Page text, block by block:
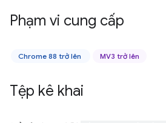
Phạm vi cung cấp
Chrome 88 trở lên MV3 trở lên
Tệp kê khai